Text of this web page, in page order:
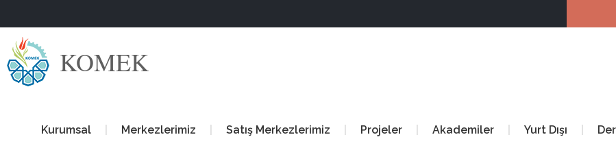
KOMEK
Kurumsal Merkezlerimiz Satış Merkezlerimiz Projeler Akademiler Yurt Dışı